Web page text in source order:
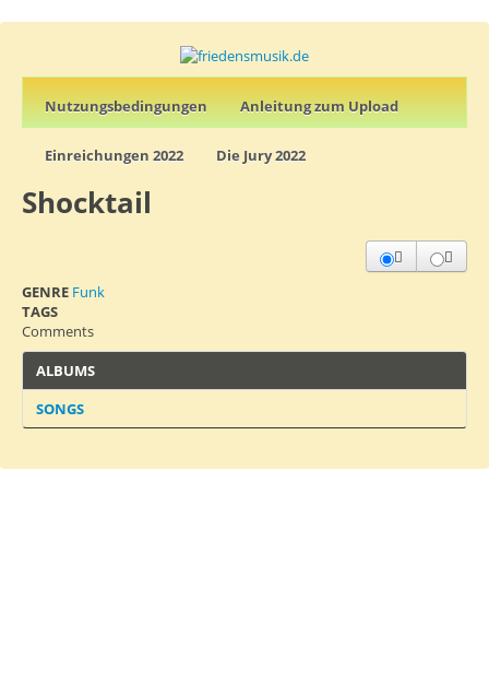
Nutz­ungs­­­bedin­g­­ungen Anleitung zum Upload
Einreichungen 2022 Die Jury 2022
Shocktail
GENRE Funk
TAGS
Comments
ALBUMS
SONGS